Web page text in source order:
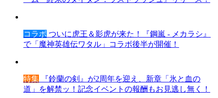
コラボ ついに虎王＆影虎が来た！『鋼嵐 - メカラシ』
で「魔神英雄伝ワタル」コラボ後半が開催！
特集 『鈴蘭の剣』が2周年を迎え、新章「氷と血の
道」を解禁ッ！記念イベントの報酬もお見逃し無く！